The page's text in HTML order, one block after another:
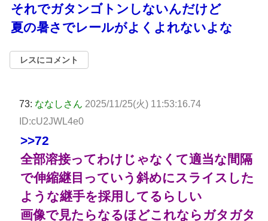
それでガタンゴトンしないんだけど
夏の暑さでレールがよくよれないよな
レスにコメント
73: ななしさん 2025/11/25(火) 11:53:16.74
ID:cU2JWL4e0
>>72
全部溶接ってわけじゃなくて適当な間隔
で伸縮継目っていう斜めにスライスした
ような継手を採用してるらしい
画像で見たらなるほどこれならガタガタ